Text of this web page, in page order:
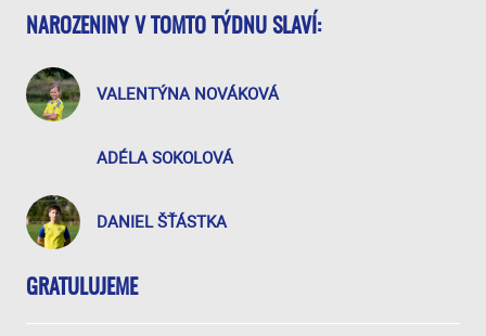
NAROZENINY V TOMTO TÝDNU SLAVÍ:
VALENTÝNA NOVÁKOVÁ
ADÉLA SOKOLOVÁ
DANIEL ŠŤÁSTKA
GRATULUJEME